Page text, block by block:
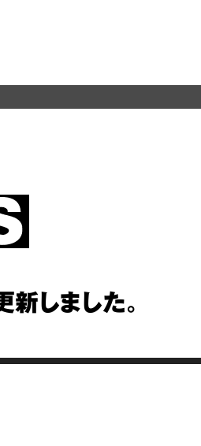
しました。